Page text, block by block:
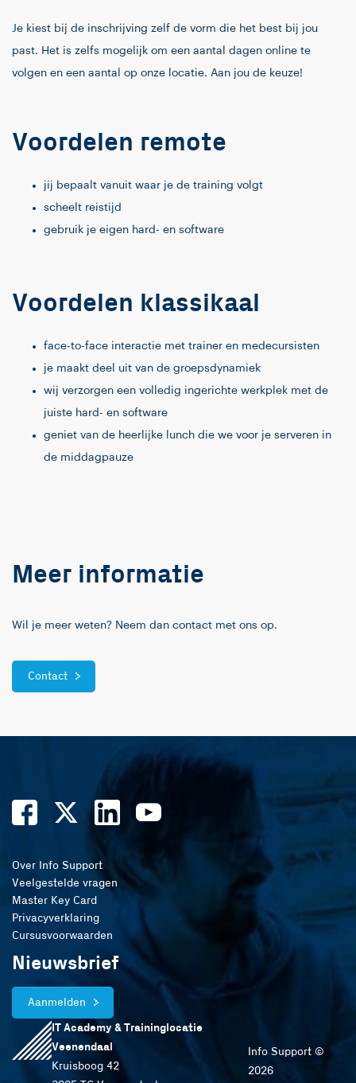
Je kiest bij de inschrijving zelf de vorm die het best bij jou
past. Het is zelfs mogelijk om een aantal dagen online te
volgen en een aantal op onze locatie. Aan jou de keuze!
Voordelen remote
jij bepaalt vanuit waar je de training volgt
scheelt reistijd
gebruik je eigen hard- en software
Voordelen klassikaal
face-to-face interactie met trainer en medecursisten
je maakt deel uit van de groepsdynamiek
wij verzorgen een volledig ingerichte werkplek met de
juiste hard- en software
geniet van de heerlijke lunch die we voor je serveren in
de middagpauze
Meer informatie
Wil je meer weten? Neem dan contact met ons op.
Contact
Over Info Support
Veelgestelde vragen
Master Key Card
Privacyverklaring
Cursusvoorwaarden
Nieuwsbrief
Aanmelden
IT Academy & Traininglocatie
Veenendaal
Kruisboog 42
Info Support ©
2026